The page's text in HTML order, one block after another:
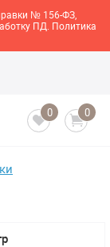
№ 156-ФЗ,
ПД. Политика
0 0